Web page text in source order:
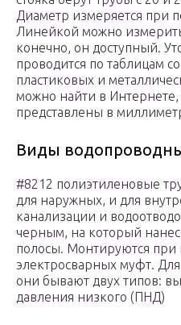
Диаметр измеряется при
Линейкой можно
конечно, он доступный.
проводится по таблицам
пластиковых и
можно найти в
представлены в
Виды
#8212 полиэтиленовые
для наружных, и для
канализации и
черным, на который
полосы. Монтируются
электросварных муфт.
они бывают двух типов:
давления низкого (ПНД)